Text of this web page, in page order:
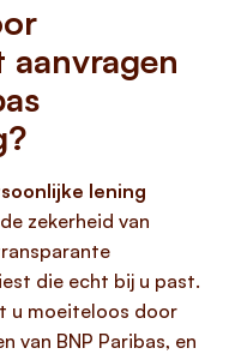
aanvragen
lening
zekerheid van
die echt bij u past.
u moeiteloos door
van BNP Paribas, en